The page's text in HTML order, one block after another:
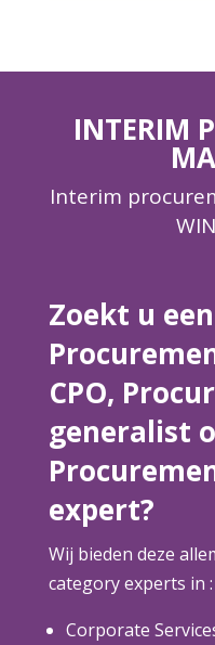
INTERIM
Interim
Zoekt u
CPO,
generalist
expert?
Wij bieden deze
category experts in :
Corporate